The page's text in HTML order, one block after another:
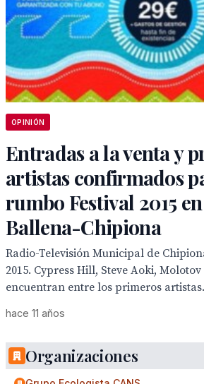
OPINIÓN
Entradas a la venta y
artistas confirmados
rumbo Festival 2015
Ballena-Chipiona
Radio-Televisión Municipal de
2015. Cypress Hill, Steve Aoki,
encuentran entre los primeros
hace 11 años
Organizaciones